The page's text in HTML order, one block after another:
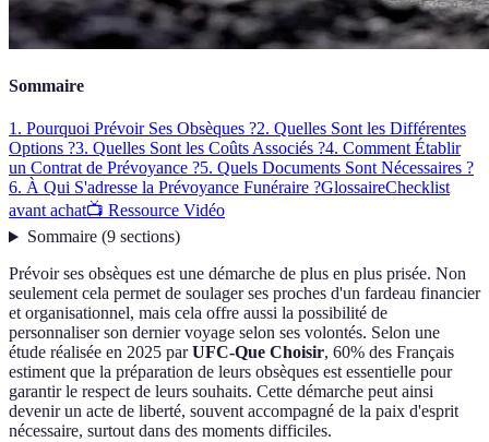
Sommaire
1. Pourquoi Prévoir Ses Obsèques ?2. Quelles Sont les Différentes
Options ?3. Quelles Sont les Coûts Associés ?4. Comment Établir
un Contrat de Prévoyance ?5. Quels Documents Sont Nécessaires ?
6. À Qui S'adresse la Prévoyance Funéraire ?GlossaireChecklist
avant achat📺 Ressource Vidéo
Sommaire(9 sections)
Prévoir ses obsèques est une démarche de plus en plus prisée. Non
seulement cela permet de soulager ses proches d'un fardeau financier
et organisationnel, mais cela offre aussi la possibilité de
personnaliser son dernier voyage selon ses volontés. Selon une
étude réalisée en 2025 parUFC-Que Choisir, 60% des Français
estiment que la préparation de leurs obsèques est essentielle pour
garantir le respect de leurs souhaits. Cette démarche peut ainsi
devenir un acte de liberté, souvent accompagné de la paix d'esprit
nécessaire, surtout dans des moments difficiles.